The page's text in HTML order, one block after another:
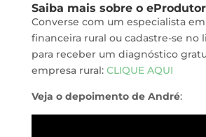
Saiba mais sobre o eProdutor
Converse com um especialista
financeira rural ou cadastre-se no
para receber um diagnóstico
empresa rural: CLIQUE AQUI
Veja o depoimento de André: